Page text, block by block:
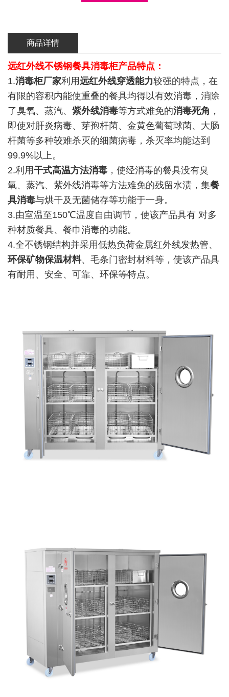
商品详情
远红外线不锈钢餐具消毒柜产品特点：
1.消毒柜厂家利用远红外线穿透能力较强的特点，在
有限的容积内能使重叠的餐具均得以有效消毒，消除
了臭氧、蒸汽、 紫外线消毒等方式难免的消毒死角 ，
即使对肝炎病毒、芽孢杆菌、金黄色葡萄球菌、大肠
杆菌等多种较难杀灭的细菌病毒，杀灭率均能达到
99.9%以上。
2.利用干式高温方法消毒 ，使经消毒的餐具没有臭
氧、蒸汽、紫外线消毒等方法难免的残留水渍，集餐
具消毒与烘干及无菌储存等功能于一身。
3.由室温至150℃温度自由调节，使该产品具有 对多
种材质餐具、餐巾消毒的功能。
4.全不锈钢结构并采用低热负荷金属红外线发热管、
环保矿物保温材料、毛条门密封材料等，使该产品具
有耐用、安全、可靠、环保等特点。